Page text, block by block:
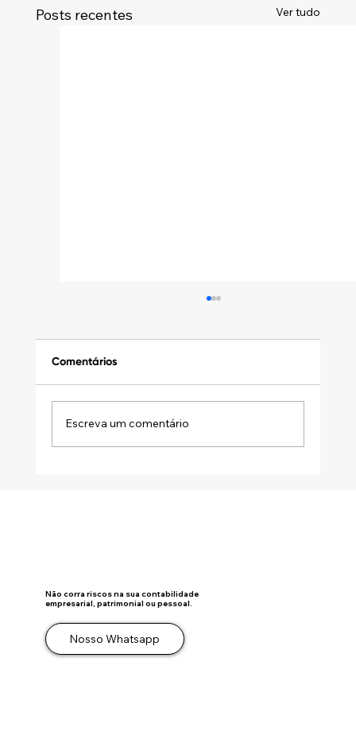
Posts recentes Ver tudo
Comentários
Escreva um comentário
Não corra riscos na sua contabilidade
empresarial, patrimonial ou pessoal.
Nosso Whatsapp